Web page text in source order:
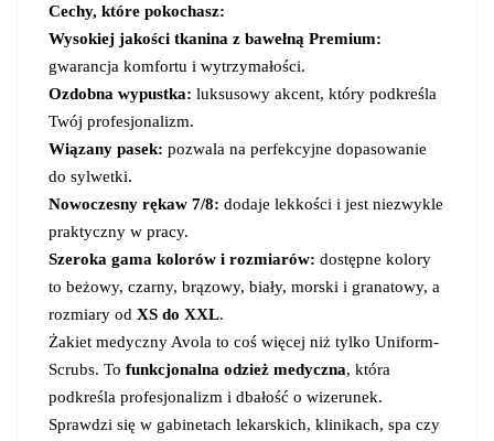
Cechy, które pokochasz:
Wysokiej jakości tkanina z bawełną Premium:
gwarancja komfortu i wytrzymałości.
Ozdobna wypustka: luksusowy akcent, który podkreśla
Twój profesjonalizm.
Wiązany pasek: pozwala na perfekcyjne dopasowanie
do sylwetki.
Nowoczesny rękaw 7/8: dodaje lekkości i jest niezwykle
praktyczny w pracy.
Szeroka gama kolorów i rozmiarów: dostępne kolory
to beżowy, czarny, brązowy, biały, morski i granatowy, a
rozmiary od XS do XXL.
Żakiet medyczny Avola to coś więcej niż tylko Uniform-
Scrubs. To funkcjonalna odzież medyczna, która
podkreśla profesjonalizm i dbałość o wizerunek.
Sprawdzi się w gabinetach lekarskich, klinikach, spa czy